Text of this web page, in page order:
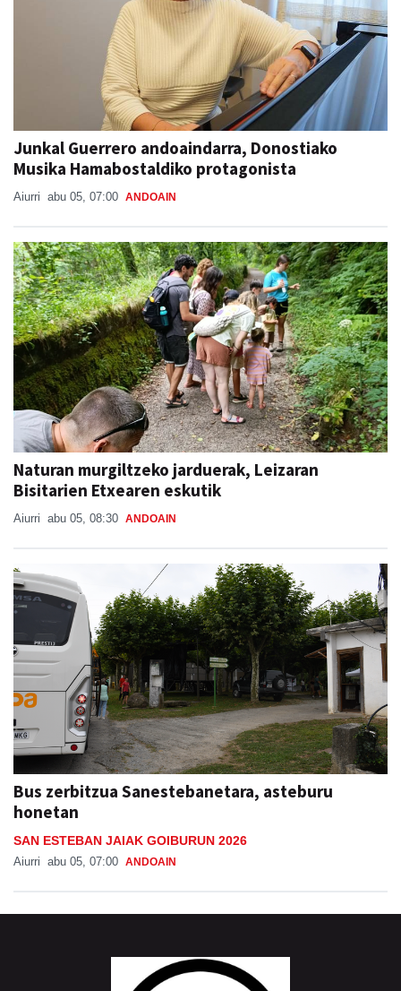
Junkal Guerrero andoaindarra, Donostiako
Musika Hamabostaldiko protagonista
Aiurri abu 05, 07:00 ANDOAIN
Naturan murgiltzeko jarduerak, Leizaran
Bisitarien Etxearen eskutik
Aiurri abu 05, 08:30 ANDOAIN
Bus zerbitzua Sanestebanetara, asteburu
honetan
SAN ESTEBAN JAIAK GOIBURUN 2026
Aiurri abu 05, 07:00 ANDOAIN